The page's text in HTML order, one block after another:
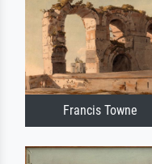
Francis Towne